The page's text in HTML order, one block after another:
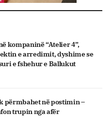
kompaninë “Atelier 4”,
e arredimit, dyshime se
e fshehur e Ballukut
përmbahet në postimin –
trupin nga afër